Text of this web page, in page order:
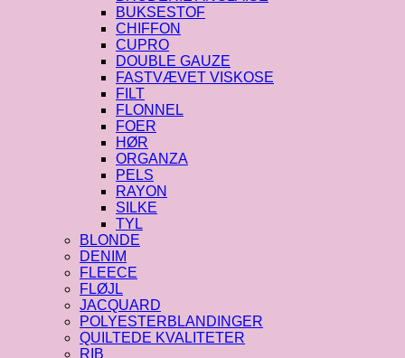
BUKSESTOF
CHIFFON
CUPRO
DOUBLE GAUZE
FASTVÆVET VISKOSE
FILT
FLONNEL
FOER
HØR
ORGANZA
PELS
RAYON
SILKE
TYL
BLONDE
DENIM
FLEECE
FLØJL
JACQUARD
POLYESTERBLANDINGER
QUILTEDE KVALITETER
RIB